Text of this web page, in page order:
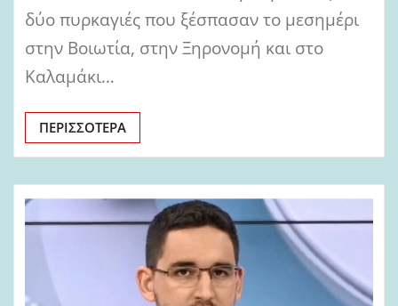
δύο πυρκαγιές που ξέσπασαν το μεσημέρι
στην Βοιωτία, στην Ξηρονομή και στο
Καλαμάκι…
ΠΕΡΙΣΣΌΤΕΡΑ